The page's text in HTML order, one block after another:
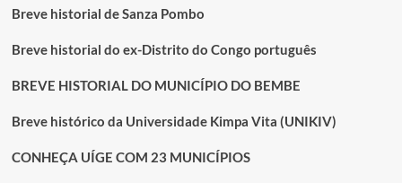
Breve historial de Sanza Pombo
Breve historial do ex-Distrito do Congo português
BREVE HISTORIAL DO MUNICÍPIO DO BEMBE
Breve histórico da Universidade Kimpa Vita (UNIKIV)
CONHEÇA UÍGE COM 23 MUNICÍPIOS